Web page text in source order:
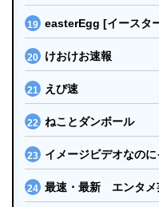
easterEgg [イースタ
けおけお速報
えび速
ねことダンボール
イメージビデオなの
最速・最新 エンタメ